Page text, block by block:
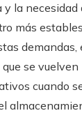
y la
más
demandas,
se vuelven
cuando